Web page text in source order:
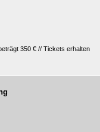
350 € // Tickets erhalten